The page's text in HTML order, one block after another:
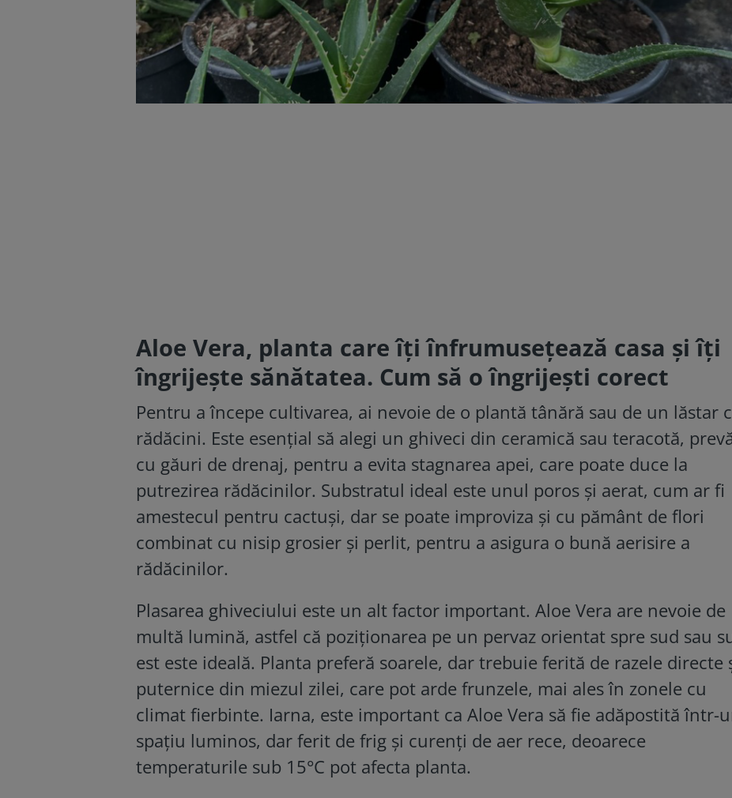
Aloe Vera, planta care îți înfrumusețează casa și îți
îngrijește sănătatea. Cum să o îngrijești corect
Pentru a începe cultivarea, ai nevoie de o plantă tânără sau de un lăstar
rădăcini. Este esențial să alegi un ghiveci din ceramică sau teracotă,
cu găuri de drenaj, pentru a evita stagnarea apei, care poate duce la
putrezirea rădăcinilor. Substratul ideal este unul poros și aerat, cum ar fi
amestecul pentru cactuși, dar se poate improviza și cu pământ de flori
combinat cu nisip grosier și perlit, pentru a asigura o bună aerisire a
rădăcinilor.
Plasarea ghiveciului este un alt factor important. Aloe Vera are nevoie de
multă lumină, astfel că poziționarea pe un pervaz orientat spre sud sau
est este ideală. Planta preferă soarele, dar trebuie ferită de razele directe
puternice din miezul zilei, care pot arde frunzele, mai ales în zonele cu
climat fierbinte. Iarna, este important ca Aloe Vera să fie adăpostită într-
spațiu luminos, dar ferit de frig și curenți de aer rece, deoarece
temperaturile sub 15°C pot afecta planta.